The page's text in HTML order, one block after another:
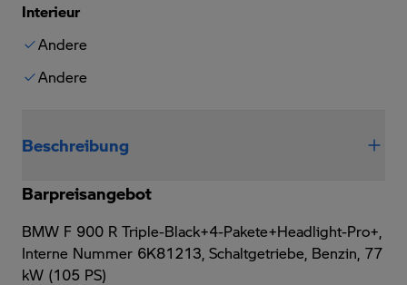
Interieur
Andere
Andere
Beschreibung
Barpreisangebot
BMW F 900 R Triple-Black+4-Pakete+Headlight-Pro+,
Interne Nummer 6K81213, Schaltgetriebe, Benzin, 77
kW (105 PS)